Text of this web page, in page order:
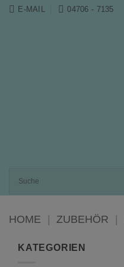
Zum E-MAIL 04706 - 7135
HOME | ZUBEHÖR |
KATEGORIEN